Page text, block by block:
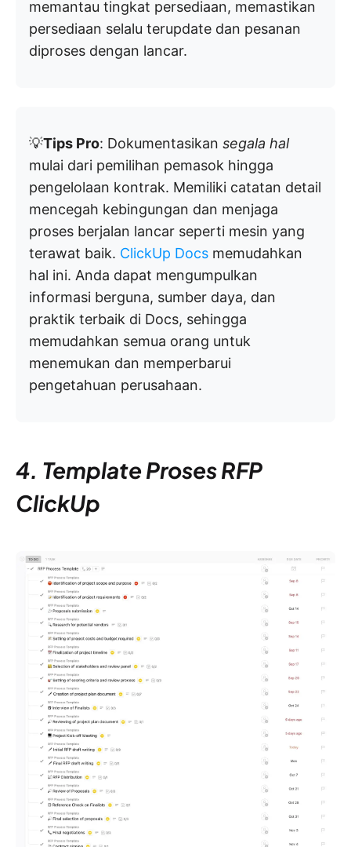
memantau tingkat persediaan, memastikan
persediaan selalu terupdate dan pesanan
diproses dengan lancar.
💡Tips Pro: Dokumentasikan segala hal
mulai dari pemilihan pemasok hingga
pengelolaan kontrak. Memiliki catatan detail
mencegah kebingungan dan menjaga
proses berjalan lancar seperti mesin yang
terawat baik. ClickUp Docs memudahkan
hal ini. Anda dapat mengumpulkan
informasi berguna, sumber daya, dan
praktik terbaik di Docs, sehingga
memudahkan semua orang untuk
menemukan dan memperbarui
pengetahuan perusahaan.
4. Template Proses RFP
ClickUp